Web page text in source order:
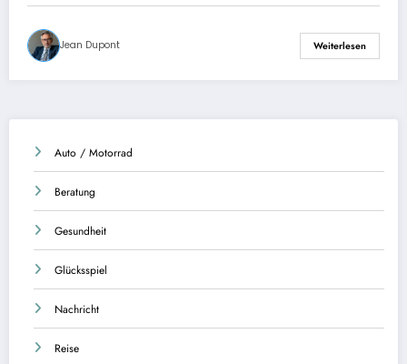
Jean Dupont Weiterlesen
Auto / Motorrad
Beratung
Gesundheit
Glücksspiel
Nachricht
Reise